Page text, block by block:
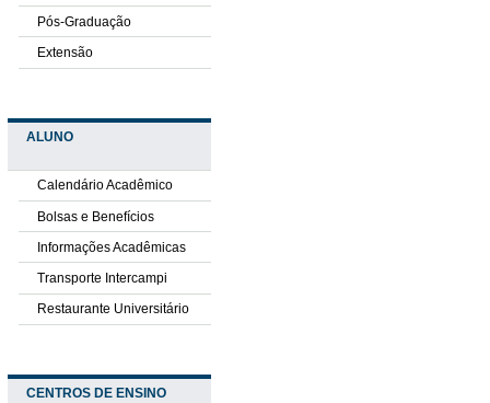
Pós-Graduação
Extensão
ALUNO
Calendário Acadêmico
Bolsas e Benefícios
Informações Acadêmicas
Transporte Intercampi
Restaurante Universitário
CENTROS DE ENSINO